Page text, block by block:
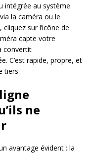
intégrée au système
la caméra ou le
sur l’icône de
capte votre
convertit
C’est rapide, propre, et
tiers.
ne
avantage évident : la